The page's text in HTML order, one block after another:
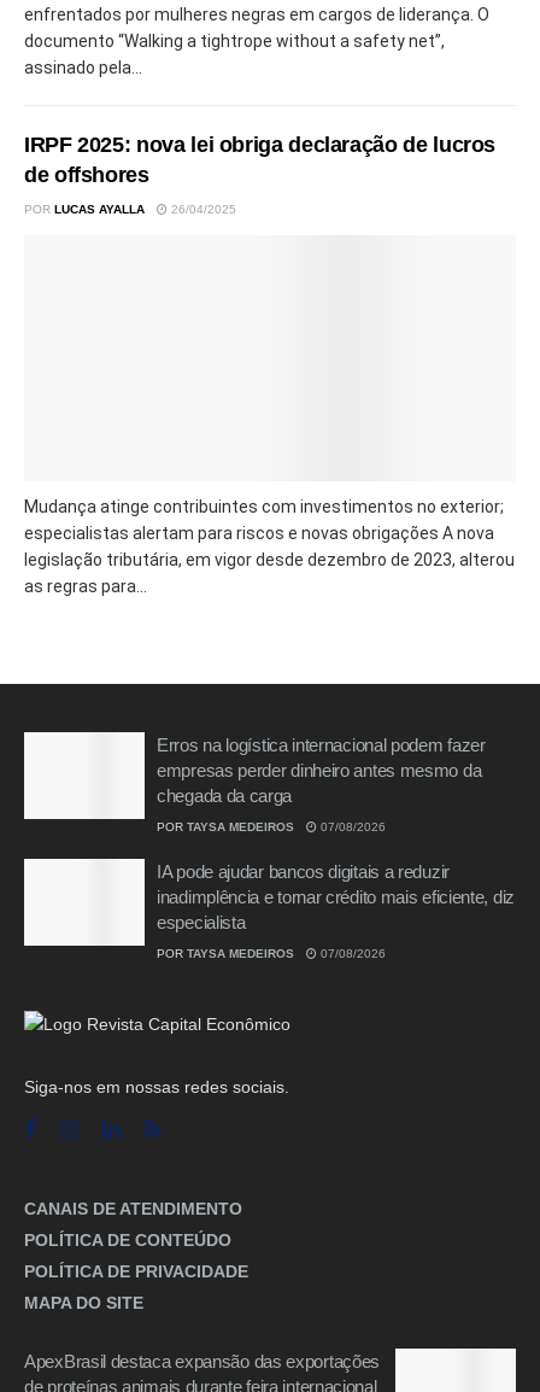
enfrentados por mulheres negras em cargos de liderança. O
documento “Walking a tightrope without a safety net”,
assinado pela...
IRPF 2025: nova lei obriga declaração de lucros
de offshores
POR LUCAS AYALLA 26/04/2025
Mudança atinge contribuintes com investimentos no exterior;
especialistas alertam para riscos e novas obrigações A nova
legislação tributária, em vigor desde dezembro de 2023, alterou
as regras para...
Erros na logística internacional podem fazer
empresas perder dinheiro antes mesmo da
chegada da carga
POR TAYSA MEDEIROS 07/08/2026
IA pode ajudar bancos digitais a reduzir
inadimplência e tornar crédito mais eficiente, diz
especialista
POR TAYSA MEDEIROS 07/08/2026
Siga-nos em nossas redes sociais.
CANAIS DE ATENDIMENTO
POLÍTICA DE CONTEÚDO
POLÍTICA DE PRIVACIDADE
MAPA DO SITE
ApexBrasil destaca expansão das exportações
de proteínas animais durante feira internacional